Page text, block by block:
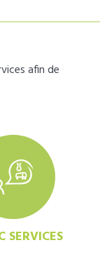
afin de
SERVICES